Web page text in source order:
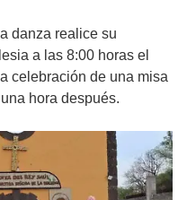
danza realice su
a las 8:00 horas el
celebración de una misa
hora después.